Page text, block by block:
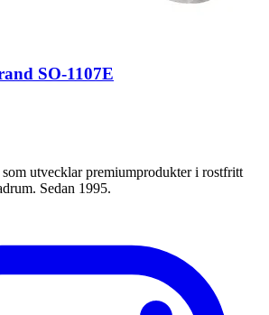
SO-1107E
utvecklar premiumprodukter i rostfritt
Sedan 1995.